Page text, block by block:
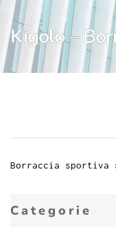
Kigolo –
Borraccia
Categorie